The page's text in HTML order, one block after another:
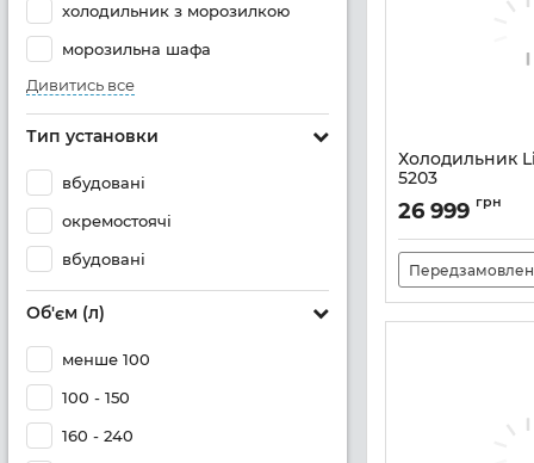
холодильник з морозилкою
морозильна шафа
Дивитись все
Тип установки
вбудовані
окремостоячі
вбудовані
Об'єм (л)
менше 100
100 - 150
160 - 240
Холодильник
5203
Артикул:CNSFF5203
26 999 грн